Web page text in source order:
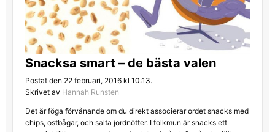
Snacksa smart – de bästa valen
Postat den 22 februari, 2016 kl 10:13.
Skrivet av Hannah Runsten
Det är föga förvånande om du direkt associerar ordet snacks med
chips, ostbågar, och salta jordnötter. I folkmun är snacks ett